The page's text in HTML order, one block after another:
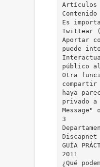
Artículos
Es
Twittear
Aportar
puede
público
Otra
haya
privado a
3
GUÍA
2011
¿Qué